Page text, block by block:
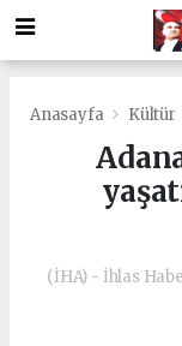
Anasayfa Kültür
(İHA) - İhlas